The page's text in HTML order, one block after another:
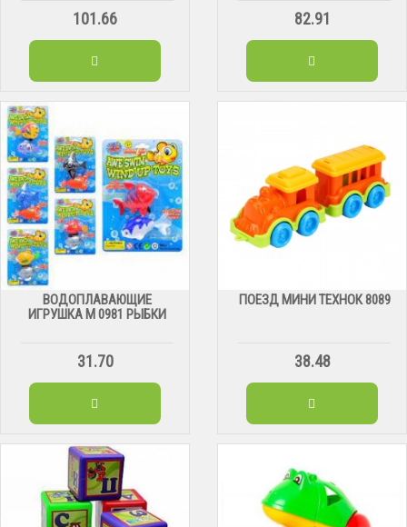
101.66 82.91
ВОДОПЛАВАЮЩИЕ
ИГРУШКА М 0981 РЫБКИ
31.70
ПОЕЗД МИНИ ТЕХНОК 8089
38.48